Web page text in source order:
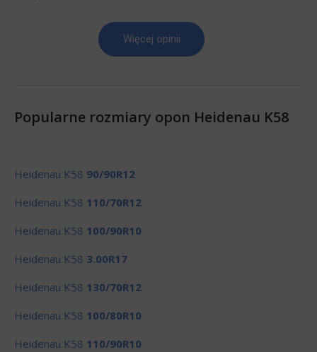
Więcej opinii
Popularne rozmiary opon Heidenau K58
Heidenau K58 90/90R12
Heidenau K58 110/70R12
Heidenau K58 100/90R10
Heidenau K58 3.00R17
Heidenau K58 130/70R12
Heidenau K58 100/80R10
Heidenau K58 110/90R10